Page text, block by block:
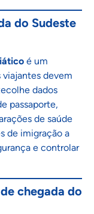
do Sudeste
é um
devem
dados
passaporte,
de saúde
de imigração a
e controlar
chegada do